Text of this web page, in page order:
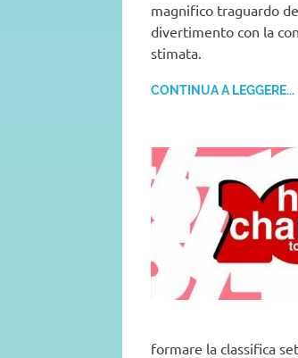
magnifico traguardo
divertimento con la
stimata.
CONTINUA A LEGGERE...
formare la classifica